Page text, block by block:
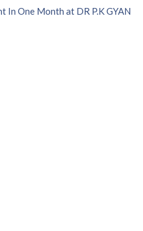
In One Month at DR P.K GYAN